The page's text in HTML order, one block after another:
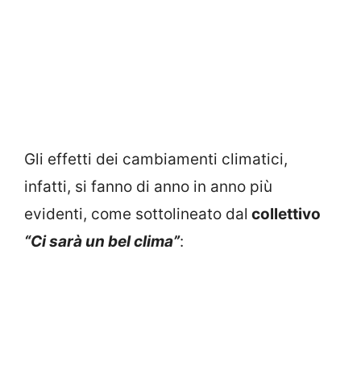
Gli effetti dei cambiamenti climatici,
infatti, si fanno di anno in anno più
evidenti, come sottolineato dal collettivo
“Ci sarà un bel clima”: